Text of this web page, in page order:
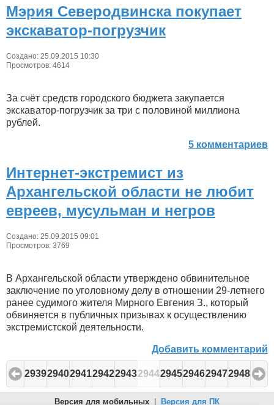
Мэрия Северодвинска покупает
экскаватор-погрузчик
Создано: 25.09.2015 10:30
Просмотров: 4614
За счёт средств городского бюджета закупается
экскаватор-погрузчик за три с половиной миллиона
рублей.
5 комментариев
Интернет-экстремист из
Архангельской области не любит
евреев, мусульман и негров
Создано: 25.09.2015 09:01
Просмотров: 3769
В Архангельской области утверждено обвинительное
заключение по уголовному делу в отношении 29-летнего
ранее судимого жителя Мирного Евгения З., который
обвиняется в публичных призывах к осуществлению
экстремистской деятельности.
Добавить комментарий
2939294029412942294329442945294629472948
Версия для мобильных | Версия для ПК